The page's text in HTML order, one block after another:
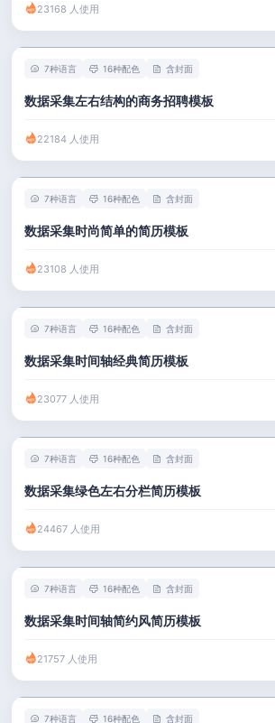
23168 人使用
7种语言 16种配色 含封面
数据采集左右结构的商务招聘模板
22184 人使用
7种语言 16种配色 含封面
数据采集时尚简单的简历模板
23108 人使用
7种语言 16种配色 含封面
数据采集时间轴经典简历模板
23077 人使用
7种语言 16种配色 含封面
数据采集绿色左右分栏简历模板
24467 人使用
7种语言 16种配色 含封面
数据采集时间轴简约风简历模板
21757 人使用
7种语言 16种配色 含封面